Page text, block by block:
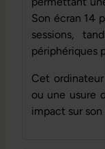
Son écran 14
sessions,
périphériques
Cet
ou une usure
impact sur